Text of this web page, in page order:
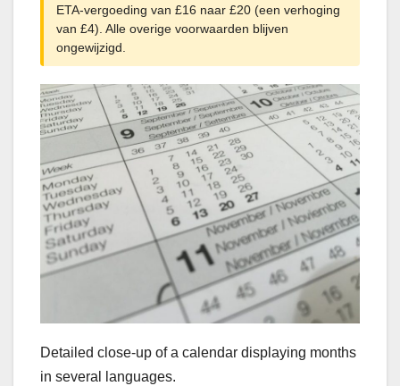
ETA-vergoeding van £16 naar £20 (een verhoging
van £4). Alle overige voorwaarden blijven
ongewijzigd.
Detailed close-up of a calendar displaying months
in several languages.